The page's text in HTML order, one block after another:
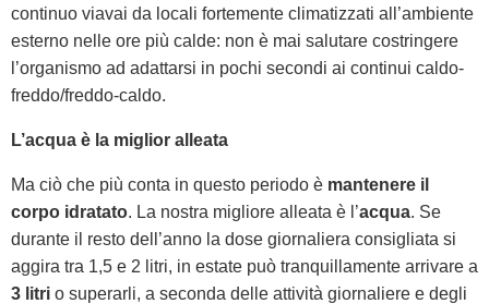
continuo viavai da locali fortemente climatizzati all’ambiente
esterno nelle ore più calde: non è mai salutare costringere
l’organismo ad adattarsi in pochi secondi ai continui caldo-
freddo/freddo-caldo.
L’acqua è la miglior alleata
Ma ciò che più conta in questo periodo è mantenere il
corpo idratato. La nostra migliore alleata è l’acqua. Se
durante il resto dell’anno la dose giornaliera consigliata si
aggira tra 1,5 e 2 litri, in estate può tranquillamente arrivare a
3 litri o superarli, a seconda delle attività giornaliere e degli